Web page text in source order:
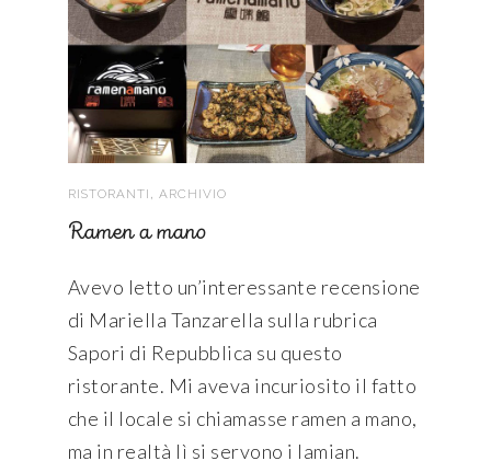
RISTORANTI ARCHIVIO
Ramen a mano
Avevo letto un’interessante recensione
di Mariella Tanzarella sulla rubrica
Sapori di Repubblica su questo
ristorante. Mi aveva incuriosito il fatto
che il locale si chiamasse ramen a mano,
ma in realtà lì si servono i lamian.